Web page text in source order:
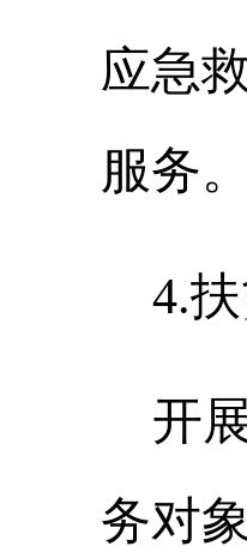
应急
服务。
4.
开
务对